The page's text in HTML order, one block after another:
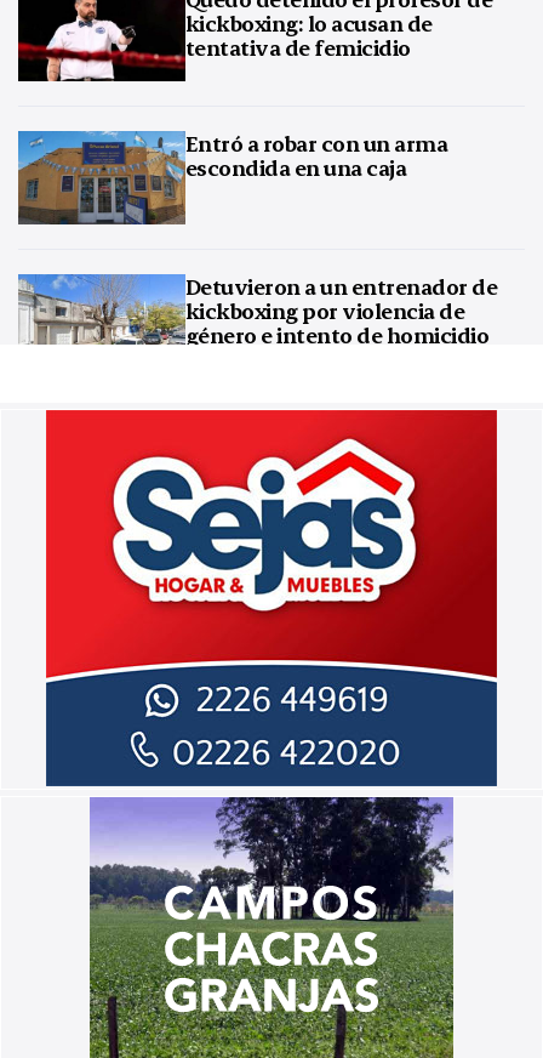
kickboxing: lo acusan de
tentativa de femicidio
Entró a robar con un arma
escondida en una caja
Detuvieron a un entrenador de
kickboxing por violencia de
género e intento de homicidio